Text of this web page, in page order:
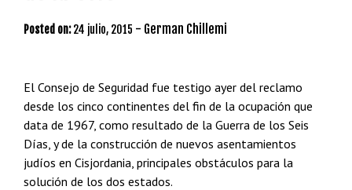
Posted on: 24 julio, 2015 - German Chillemi
El Consejo de Seguridad fue testigo ayer del reclamo
desde los cinco continentes del fin de la ocupación que
data de 1967, como resultado de la Guerra de los Seis
Días, y de la construcción de nuevos asentamientos
judíos en Cisjordania, principales obstáculos para la
solución de los dos estados.